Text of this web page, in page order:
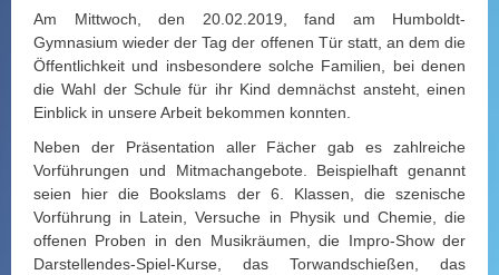
Am Mittwoch, den 20.02.2019, fand am Humboldt-
Gymnasium wieder der Tag der offenen Tür statt, an dem die
Öffentlichkeit und insbesondere solche Familien, bei denen
die Wahl der Schule für ihr Kind demnächst ansteht, einen
Einblick in unsere Arbeit bekommen konnten.
Neben der Präsentation aller Fächer gab es zahlreiche
Vorführungen und Mitmachangebote. Beispielhaft genannt
seien hier die Bookslams der 6. Klassen, die szenische
Vorführung in Latein, Versuche in Physik und Chemie, die
offenen Proben in den Musikräumen, die Impro-Show der
Darstellendes-Spiel-Kurse, das Torwandschießen, das